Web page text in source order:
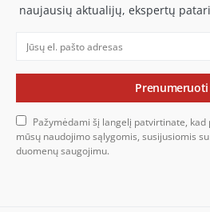
naujausių aktualijų, ekspertų
Prenumeruoti
Pažymėdami šį langelį patvirtinate,
mūsų naudojimo sąlygomis, susijusiomis
duomenų saugojimu.